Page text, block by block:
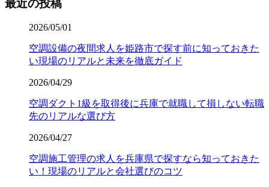
最近の投稿
2026/05/01
空調設備の夜間求人を姫路市で探す前に知っておきた
い現場のリアルと未来を徹底ガイド
2026/04/29
空調ダクト1級を取得後に兵庫で就職して損しない転職
先のリアルな選び方
2026/04/27
空調施工管理の求人を兵庫県で探すなら知っておきた
い！現場のリアルと会社選びのコツ